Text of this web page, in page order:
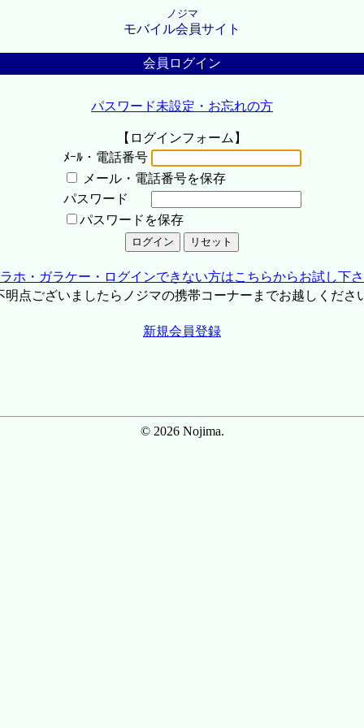
ノジマ
モバイル会員サイト
会員ログイン
パスワード未設定・お忘れの方
【ログインフォーム】
ﾒｰﾙ・電話番号
メール・電話番号を保存
パスワード
パスワードを保存
ホ・ガラケー・ログインできない方はこちらからお試し下
点ございましたらノジマの携帯コーナーまでお越しくださ
新規会員登録
© 2026 Nojima.